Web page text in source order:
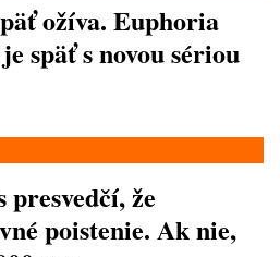
ožíva. Euphoria
späť s novou sériou
presvedčí, že
poistenie. Ak nie,